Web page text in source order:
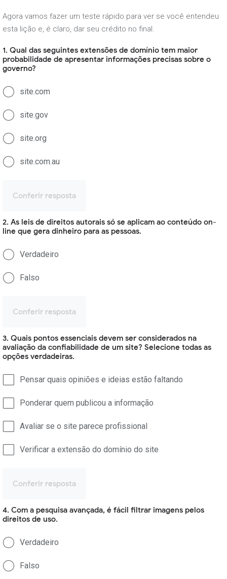
Agora vamos fazer um teste rápido para ver se você entendeu
esta lição e, é claro, dar seu crédito no final.
1. Qual das seguintes extensões de domínio tem maior
probabilidade de apresentar informações precisas sobre o
governo?
site.com
site.gov
site.org
site.com.au
Conferir resposta
2. As leis de direitos autorais só se aplicam ao conteúdo on-
line que gera dinheiro para as pessoas.
Verdadeiro
Falso
Conferir resposta
3. Quais pontos essenciais devem ser considerados na
avaliação da confiabilidade de um site? Selecione todas as
opções verdadeiras.
Pensar quais opiniões e ideias estão faltando
Ponderar quem publicou a informação
Avaliar se o site parece profissional
Verificar a extensão do domínio do site
Conferir resposta
4. Com a pesquisa avançada, é fácil filtrar imagens pelos
direitos de uso.
Verdadeiro
Falso